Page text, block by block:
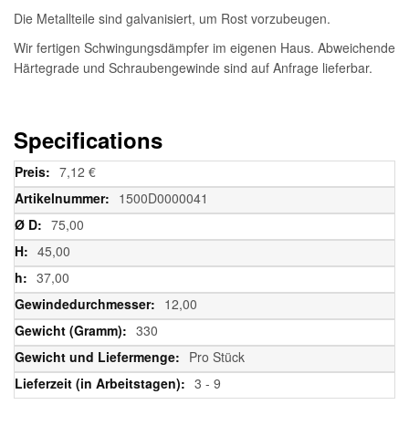
Die Metallteile sind galvanisiert, um Rost vorzubeugen.
Wir fertigen Schwingungsdämpfer im eigenen Haus. Abweichende
Härtegrade und Schraubengewinde sind auf Anfrage lieferbar.
Specifications
Weitere
Informationen
7,12 €
1500D0000041
75,00
45,00
37,00
12,00
330
Pro Stück
3 - 9